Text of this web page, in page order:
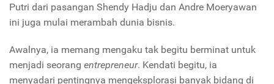
Putri dari pasangan Shendy Hadju dan Andre Moeryawan
ini juga mulai merambah dunia bisnis.
Awalnya, ia memang mengaku tak begitu berminat untuk
menjadi seorang entrepreneur. Kendati begitu, ia
menyadari pentingnya mengeksplorasi banyak bidang di